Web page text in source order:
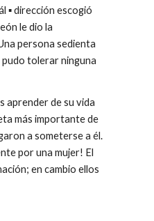
▪ dirección escogió
le dio la
persona sedienta
pudo tolerar ninguna
aprender de su vida
más importante de
a someterse a él.
por una mujer! El
en cambio ellos